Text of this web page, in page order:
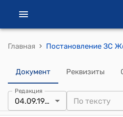
Главная ›
Документ Реквизиты
Редакция
04.09.1997